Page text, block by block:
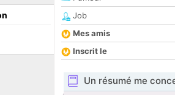
Job
Mes amis
Inscrit le
Un résumé me